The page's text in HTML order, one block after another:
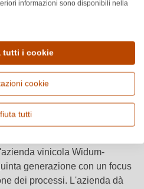
ha una lunga storia
si coltiva il vino sulle ripide
vinicola Widum-
generazione con un focus
dei processi. L'azienda dà
informazioni sono disponibili nella
tutti i cookie
cookie
tutti